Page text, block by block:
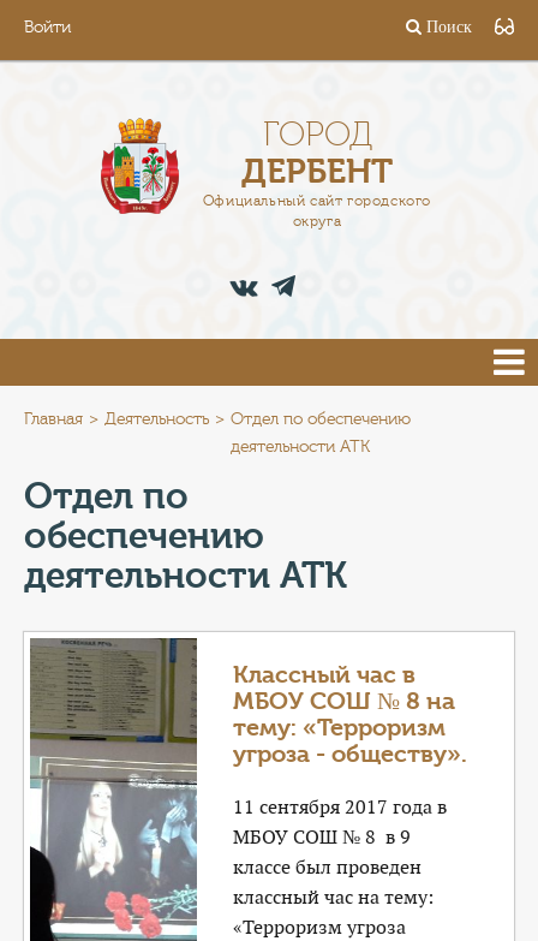
Войти Поиск
ГОРОД
ДЕРБЕНТ
Официальный сайт городского
округа
АДМИНИСТРАЦИЯ
ПРЕСС-ЦЕНТР
ТУРИСТАМ
КОНТАКТЫ
ТАРИФЫ
ГЕРОИ Z
КАТАЛОГ УСЛУГ
СЛУЖБА ПО КОНТРАКТУ
Главная Деятельность
Отдел по обеспечению
деятельности АТК
Отдел по
обеспечению
деятельности АТК
Классный час в
МБОУ СОШ № 8 на
тему: «Терроризм
угроза - обществу».
11 сентября 2017 года в
МБОУ СОШ № 8 в 9
классе был проведен
классный час на тему:
«Терроризм угроза